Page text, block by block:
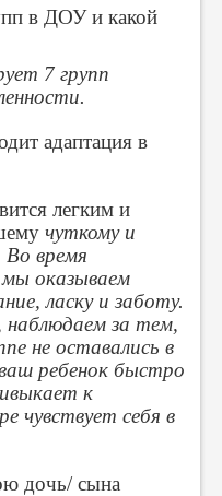
в ДОУ и какой
7 групп
адаптация в
легким и
чуткому и
Во время
оказываем
ласку и заботу.
наблюдаем за тем,
не оставались в
ребенок быстро
к
чувствует себя в
дочь/ сына